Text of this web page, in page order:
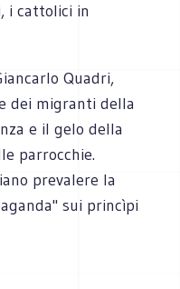
i cattolici in
Quadri,
dei migranti della
e il gelo della
parrocchie.
prevalere la
sui princìpi